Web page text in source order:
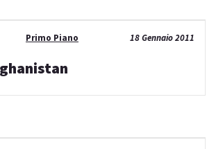
18 Gennaio 2011
Primo Piano